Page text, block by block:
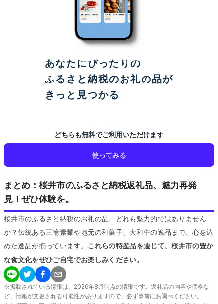
あなたにぴったりの
ふるさと納税のお礼の品が
きっと見つかる
どちらも無料でご利用いただけます
使ってみる
まとめ：桜井市のふるさと納税返礼品、魅力再発
見！ぜひ体験を。
桜井市のふるさと納税のお礼の品、どれも魅力的ではありません
か？伝統ある三輪素麺や地元の和菓子、大和牛の逸品まで、心を込
めた逸品が揃っています。 これらの特産品を通じて、桜井市の豊か
な食文化をぜひご自宅でお楽しみください。
※掲載されている情報は、 2026年8 月時点の情報です。返礼品の内容や価格な
ど、情報が変更される可能性がありますので、必ず事前にお調べください。